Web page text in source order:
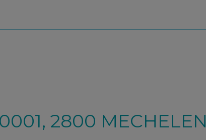
2800 MECHELEN